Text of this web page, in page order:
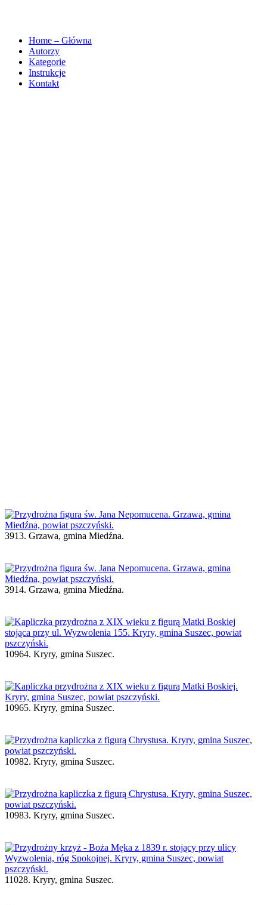
Home – Główna
Autorzy
Kategorie
Instrukcje
Kontakt
3913. Grzawa, gmina Miedźna.
3914. Grzawa, gmina Miedźna.
10964. Kryry, gmina Suszec.
10965. Kryry, gmina Suszec.
10982. Kryry, gmina Suszec.
10983. Kryry, gmina Suszec.
11028. Kryry, gmina Suszec.